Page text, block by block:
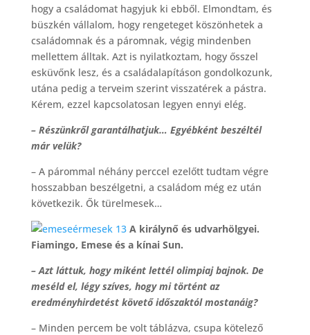
hogy a családomat hagyjuk ki ebből. Elmondtam, és
büszkén vállalom, hogy rengeteget köszönhetek a
családomnak és a páromnak, végig mindenben
mellettem álltak. Azt is nyilatkoztam, hogy ősszel
esküvőnk lesz, és a családalapításon gondolkozunk,
utána pedig a terveim szerint visszatérek a pástra.
Kérem, ezzel kapcsolatosan legyen ennyi elég.
– Részünkről garantálhatjuk… Egyébként beszéltél
már velük?
– A párommal néhány perccel ezelőtt tudtam végre
hosszabban beszélgetni, a családom még ez után
következik. Ők türelmesek…
A királynő és udvarhölgyei.
Fiamingo, Emese és a kínai Sun.
– Azt láttuk, hogy miként lettél olimpiaj bajnok. De
meséld el, légy szíves, hogy mi történt az
eredményhirdetést követő időszaktól mostanáig?
– Minden percem be volt táblázva, csupa kötelező